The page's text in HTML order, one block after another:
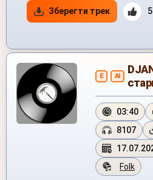
Зберегти трек 5
E AI
03:40
8107
Folk